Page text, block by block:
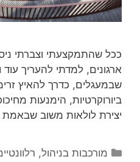
ככל שהתמקצעתי וצברתי
ארגונים, למדתי להעריך
שבמעגלים, כדרך להאיץ
ביורוקרטיות, הימנעות
יצירת לולאות משוב שבאמת
קטגוריות
מורכבות בניהול,